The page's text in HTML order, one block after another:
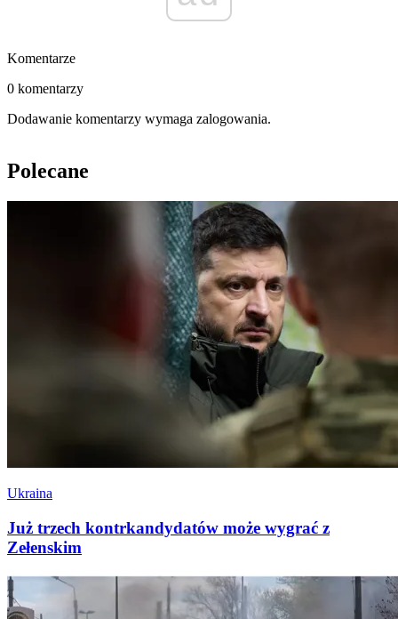
Komentarze
0 komentarzy
Dodawanie komentarzy wymaga zalogowania.
Polecane
Ukraina
Już trzech kontrkandydatów może wygrać z
Zełenskim